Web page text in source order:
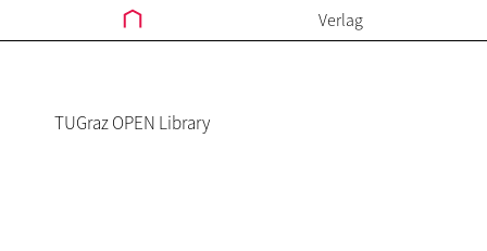
Verlag
TUGraz OPEN Library